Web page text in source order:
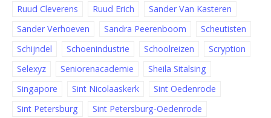
Ruud Cleverens
Ruud Erich
Sander Van Kasteren
Sander Verhoeven
Sandra Peerenboom
Scheutisten
Schijndel
Schoenindustrie Schoolreizen
Scryption
Selexyz
Seniorenacademie
Sheila Sitalsing
Singapore
Sint Nicolaaskerk
Sint Oedenrode
Sint Petersburg
Sint Petersburg-Oedenrode